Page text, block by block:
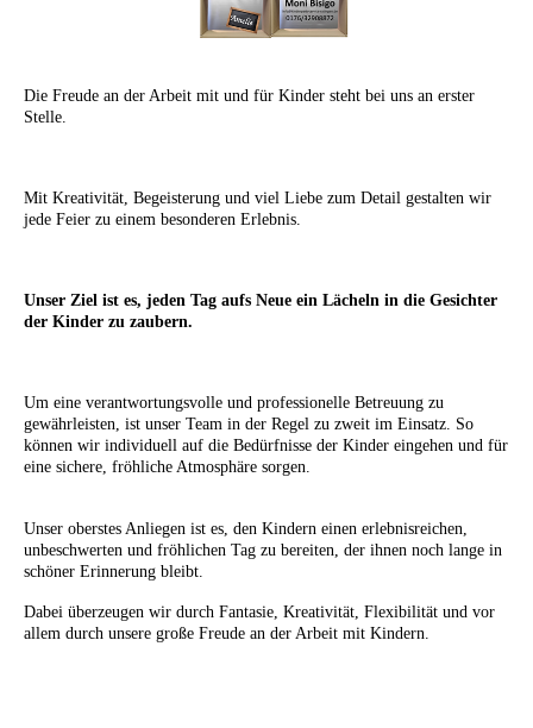
Die Freude an der Arbeit mit und für Kinder steht bei uns an erster
Stelle.
Mit Kreativität, Begeisterung und viel Liebe zum Detail gestalten wir
jede Feier zu einem besonderen Erlebnis.
Unser Ziel ist es, jeden Tag aufs Neue ein Lächeln in die Gesichter
der Kinder zu zaubern.
Um eine verantwortungsvolle und professionelle Betreuung zu
gewährleisten, ist unser Team in der Regel zu zweit im Einsatz. So
können wir individuell auf die Bedürfnisse der Kinder eingehen und für
eine sichere, fröhliche Atmosphäre sorgen.
Unser oberstes Anliegen ist es, den Kindern einen erlebnisreichen,
unbeschwerten und fröhlichen Tag zu bereiten, der ihnen noch lange in
schöner Erinnerung bleibt.
Dabei überzeugen wir durch Fantasie, Kreativität, Flexibilität und vor
allem durch unsere große Freude an der Arbeit mit Kindern.